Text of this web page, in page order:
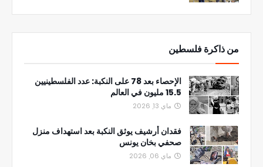
من ذاكرة فلسطين
الإحصاء بعد 78 على النكبة: عدد الفلسطينيين
15.5 مليون في العالم
ماي 13, 2026
فقدان أرشيف يوثق النكبة بعد استهداف منزل
صحفي بخان يونس
ماي 06, 2026